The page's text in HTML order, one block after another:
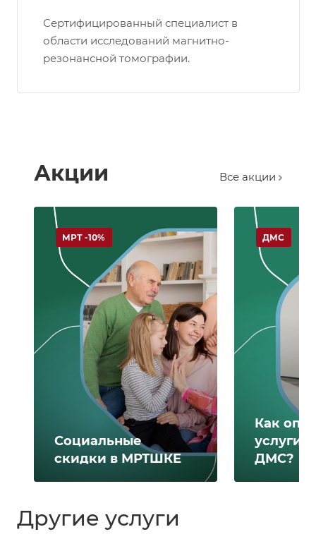
Сертифицированный специалист в
области исследований магнитно-
резонансной томографии.
Акции Все акции
Социальные
скидки в МРТШКЕ
МРТ -10%
Как
услуги
ДМС?
ДМС
Другие услуги